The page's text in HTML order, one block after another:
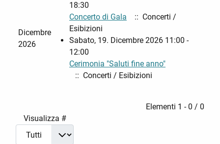
Dicembre
2026
18:30
Concerto di Gala
:: Concerti /
Esibizioni
Sabato, 19. Dicembre 2026 11:00 -
12:00
Cerimonia "Saluti fine anno"
:: Concerti / Esibizioni
Elementi 1 - 0 / 0
Visualizza #